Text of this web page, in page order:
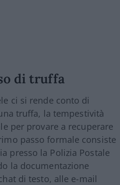
di truffa
ci si rende conto di
truffa, la tempestività
per provare a recuperare
passo formale consiste
presso la Polizia Postale
la documentazione
di testo, alle e-mail